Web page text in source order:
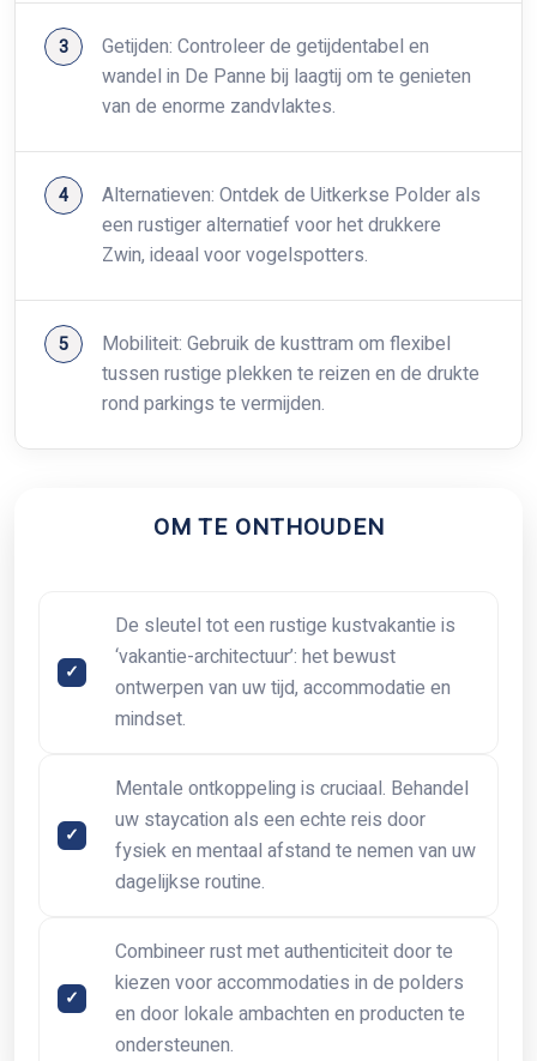
Getijden: Controleer de getijdentabel en
wandel in De Panne bij laagtij om te genieten
van de enorme zandvlaktes.
Alternatieven: Ontdek de Uitkerkse Polder als
een rustiger alternatief voor het drukkere
Zwin, ideaal voor vogelspotters.
Mobiliteit: Gebruik de kusttram om flexibel
tussen rustige plekken te reizen en de drukte
rond parkings te vermijden.
OM TE ONTHOUDEN
De sleutel tot een rustige kustvakantie is
‘vakantie-architectuur’: het bewust
ontwerpen van uw tijd, accommodatie en
mindset.
Mentale ontkoppeling is cruciaal. Behandel
uw staycation als een echte reis door
fysiek en mentaal afstand te nemen van uw
dagelijkse routine.
Combineer rust met authenticiteit door te
kiezen voor accommodaties in de polders
en door lokale ambachten en producten te
ondersteunen.